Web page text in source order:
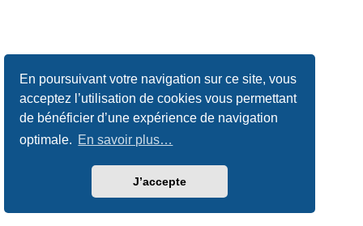
En poursuivant votre navigation sur ce site, vous
acceptez l’utilisation de cookies vous permettant
de bénéficier d’une expérience de navigation
optimale. En savoir plus…
J’accepte